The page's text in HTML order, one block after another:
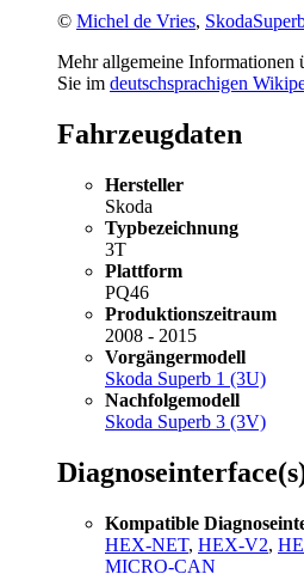
© Michel de Vries,
Mehr allgemeine Informationen
Sie im deutschsprachigen
Fahrzeugdaten
Hersteller
Skoda
Typbezeichnung
3T
Plattform
PQ46
Produktionszeitraum
2008 - 2015
Vorgängermodell
Skoda Superb 1 (3U)
Nachfolgemodell
Skoda Superb 3 (3V)
Kompatible
HEX-NET, HEX-V2,
MICRO-CAN